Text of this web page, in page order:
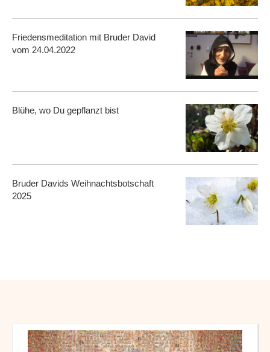
Friedensmeditation mit Bruder David
vom 24.04.2022
Blühe, wo Du gepflanzt bist
Bruder Davids Weihnachtsbotschaft
2025